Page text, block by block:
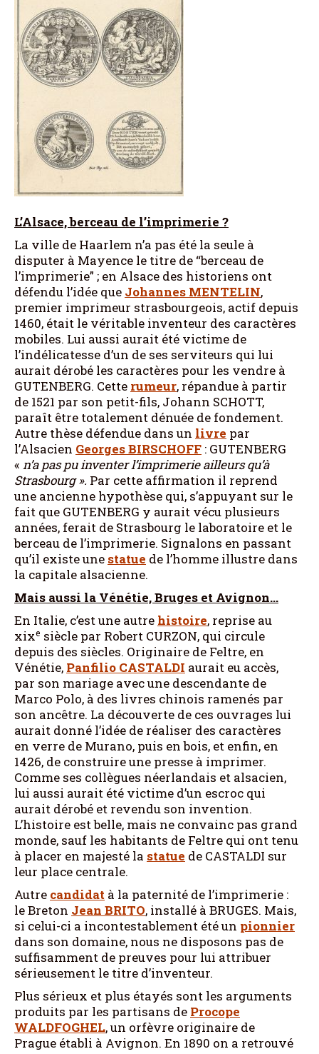
L’Alsace, berceau de l’imprimerie ?
La ville de Haarlem n’a pas été la seule à
disputer à Mayence le titre de “berceau de
l’imprimerie” ; en Alsace des historiens ont
défendu l’idée que Johannes MENTELIN,
premier imprimeur strasbourgeois, actif depuis
1460, était le véritable inventeur des caractères
mobiles. Lui aussi aurait été victime de
l’indélicatesse d’un de ses serviteurs qui lui
aurait dérobé les caractères pour les vendre à
GUTENBERG. Cette rumeur, répandue à partir
de 1521 par son petit-fils, Johann SCHOTT,
paraît être totalement dénuée de fondement.
Autre thèse défendue dans un livre par
l’Alsacien GeorgesBIRSCHOFF : GUTENBERG
« n’a pas pu inventer l’imprimerie ailleurs qu’à
Strasbourg». Par cette affirmation il reprend
une ancienne hypothèse qui, s’appuyant sur le
fait que GUTENBERG y aurait vécu plusieurs
années, ferait de Strasbourg le laboratoire et le
berceau de l’imprimerie. Signalons en passant
qu’il existe une statue de l’homme illustre dans
la capitale alsacienne.
Mais aussi la Vénétie, Bruges et Avignon…
En Italie, c’est une autre histoire, reprise au
xixe siècle par Robert CURZON, qui circule
depuis des siècles. Originaire de Feltre, en
Vénétie, Panfilio CASTALDI aurait eu accès,
par son mariage avec une descendante de
Marco Polo, à des livres chinois ramenés par
son ancêtre. La découverte de ces ouvrages lui
aurait donné l’idée de réaliser des caractères
en verre de Murano, puis en bois, et enfin, en
1426, de construire une presse à imprimer.
Comme ses collègues néerlandais et alsacien,
lui aussi aurait été victime d’un escroc qui
aurait dérobé et revendu son invention.
L’histoire est belle, mais ne convainc pas grand
monde, sauf les habitants de Feltre qui ont tenu
à placer en majesté la statue de CASTALDI sur
leur place centrale.
Autre candidat à la paternité de l’imprimerie :
le Breton Jean BRITO, installé à BRUGES. Mais,
si celui-ci a incontestablement été un pionnier
dans son domaine, nous ne disposons pas de
suffisamment de preuves pour lui attribuer
sérieusement le titre d’inventeur.
Plus sérieux et plus étayés sont les arguments
produits par les partisans de Procope
WALDFOGHEL, un orfèvre originaire de
Prague établi à Avignon. En 1890 on a retrouvé